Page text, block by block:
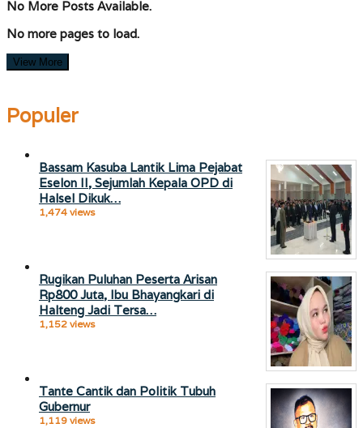
No More Posts Available.
No more pages to load.
View More
Populer
Bassam Kasuba Lantik Lima Pejabat
Eselon II, Sejumlah Kepala OPD di
Halsel Dikuk…
1,474 views
Rugikan Puluhan Peserta Arisan
Rp800 Juta, Ibu Bhayangkari di
Halteng Jadi Tersa…
1,152 views
Tante Cantik dan Politik Tubuh
Gubernur
1,119 views